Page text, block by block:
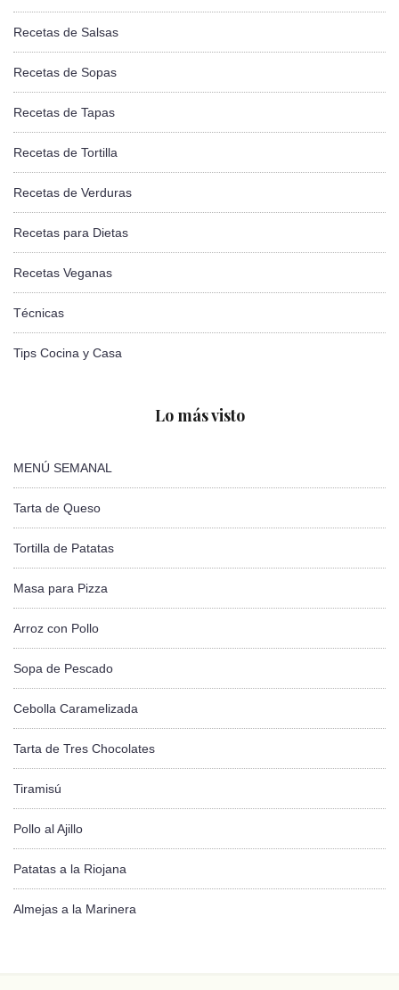
Recetas de Salsas
Recetas de Sopas
Recetas de Tapas
Recetas de Tortilla
Recetas de Verduras
Recetas para Dietas
Recetas Veganas
Técnicas
Tips Cocina y Casa
Lo más visto
MENÚ SEMANAL
Tarta de Queso
Tortilla de Patatas
Masa para Pizza
Arroz con Pollo
Sopa de Pescado
Cebolla Caramelizada
Tarta de Tres Chocolates
Tiramisú
Pollo al Ajillo
Patatas a la Riojana
Almejas a la Marinera